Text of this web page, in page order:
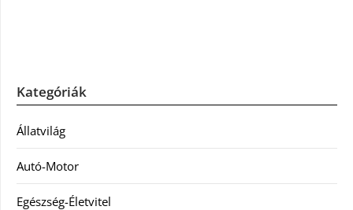
Kategóriák
Állatvilág
Autó-Motor
Egészség-Életvitel